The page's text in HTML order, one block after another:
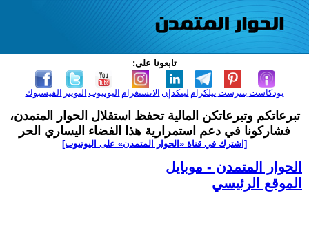
تابعونا على:
الفيسبوك التويتر اليوتيوب الانستغرام لينكدإن تيلكرامبنترست بودكاست
تبرعاتكم وتبرعاتكن المالية تحفظ استقلال الحوار المتمدن،
فشاركونا في دعم استمرارية هذا الفضاء اليساري الحر
[اشترك في قناة ‫«الحوار المتمدن» على اليوتيوب]
الحوار المتمدن - موبايل
الموقع الرئيسي